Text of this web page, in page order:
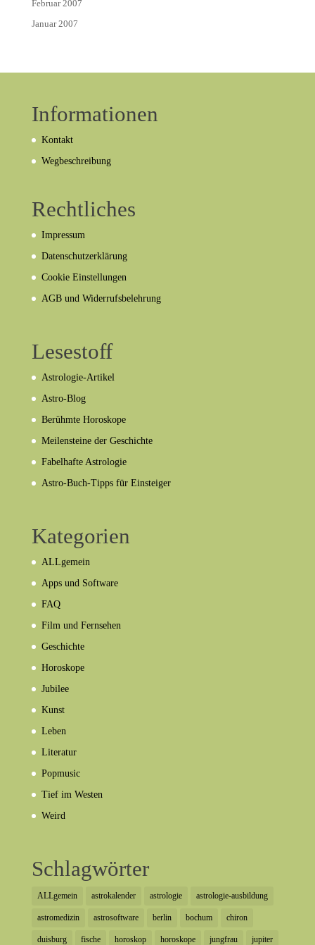
Februar 2007
Januar 2007
Informationen
Kontakt
Wegbeschreibung
Rechtliches
Impressum
Datenschutzerklärung
Cookie Einstellungen
AGB und Widerrufsbelehrung
Lesestoff
Astrologie-Artikel
Astro-Blog
Berühmte Horoskope
Meilensteine der Geschichte
Fabelhafte Astrologie
Astro-Buch-Tipps für Einsteiger
Kategorien
ALLgemein
Apps und Software
FAQ
Film und Fernsehen
Geschichte
Horoskope
Jubilee
Kunst
Leben
Literatur
Popmusic
Tief im Westen
Weird
Schlagwörter
ALLgemein astrokalender astrologie astrologie-ausbildung
astromedizin astrosoftware berlin bochum chiron
duisburg fische horoskop horoskope jungfrau jupiter